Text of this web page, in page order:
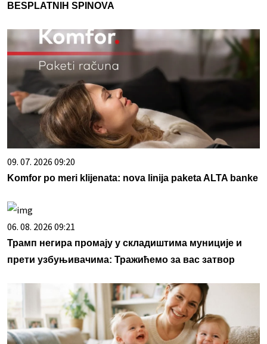
BESPLATNIH SPINOVA
09. 07. 2026 09:20
Komfor po meri klijenata: nova linija paketa ALTA banke
06. 08. 2026 09:21
Трамп негира промају у складиштима муниције и
прети узбуњивачима: Тражићемо за вас затвор